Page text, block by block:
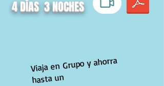
4 DÍAS 3 NOCHES
Viaja en Grupo y ahorra
hasta un